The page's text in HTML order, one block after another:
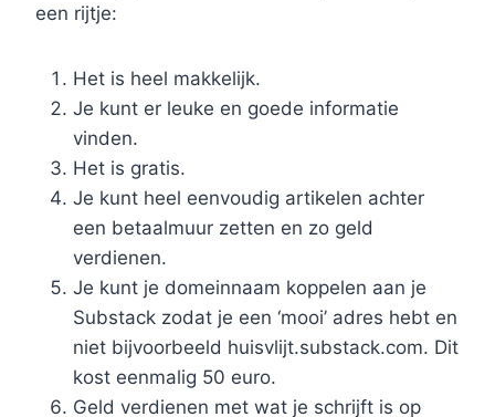
een rijtje:
Het is heel makkelijk.
Je kunt er leuke en goede informatie
vinden.
Het is gratis.
Je kunt heel eenvoudig artikelen achter
een betaalmuur zetten en zo geld
verdienen.
Je kunt je domeinnaam koppelen aan je
Substack zodat je een ‘mooi’ adres hebt en
niet bijvoorbeeld huisvlijt.substack.com. Dit
kost eenmalig 50 euro.
Geld verdienen met wat je schrijft is op